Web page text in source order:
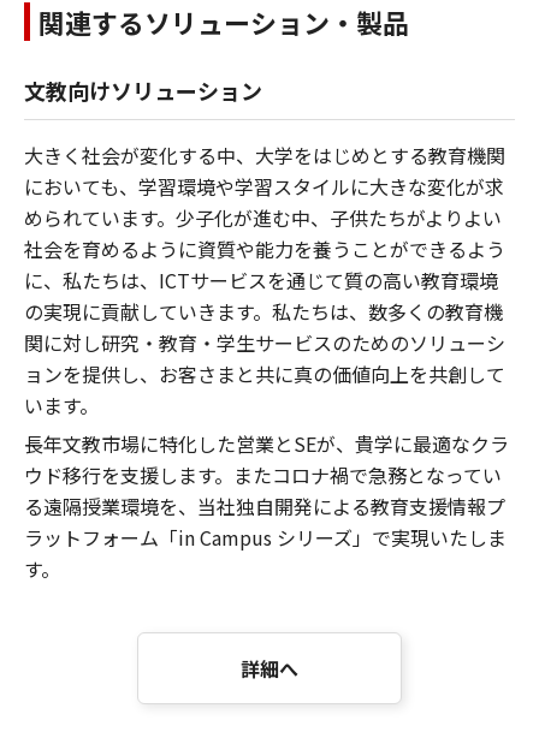
関連するソリューション・製品
文教向けソリューション
大きく社会が変化する中、大学をはじめとする教育機関
においても、学習環境や学習スタイルに大きな変化が求
められています。少子化が進む中、子供たちがよりよい
社会を育めるように資質や能力を養うことができるよう
に、私たちは、ICTサービスを通じて質の高い教育環境
の実現に貢献していきます。私たちは、数多くの教育機
関に対し研究・教育・学生サービスのためのソリューシ
ョンを提供し、お客さまと共に真の価値向上を共創して
います。
長年文教市場に特化した営業とSEが、貴学に最適なクラ
ウド移行を支援します。またコロナ禍で急務となってい
る遠隔授業環境を、当社独自開発による教育支援情報プ
ラットフォーム「in Campus シリーズ」で実現いたしま
す。
詳細へ